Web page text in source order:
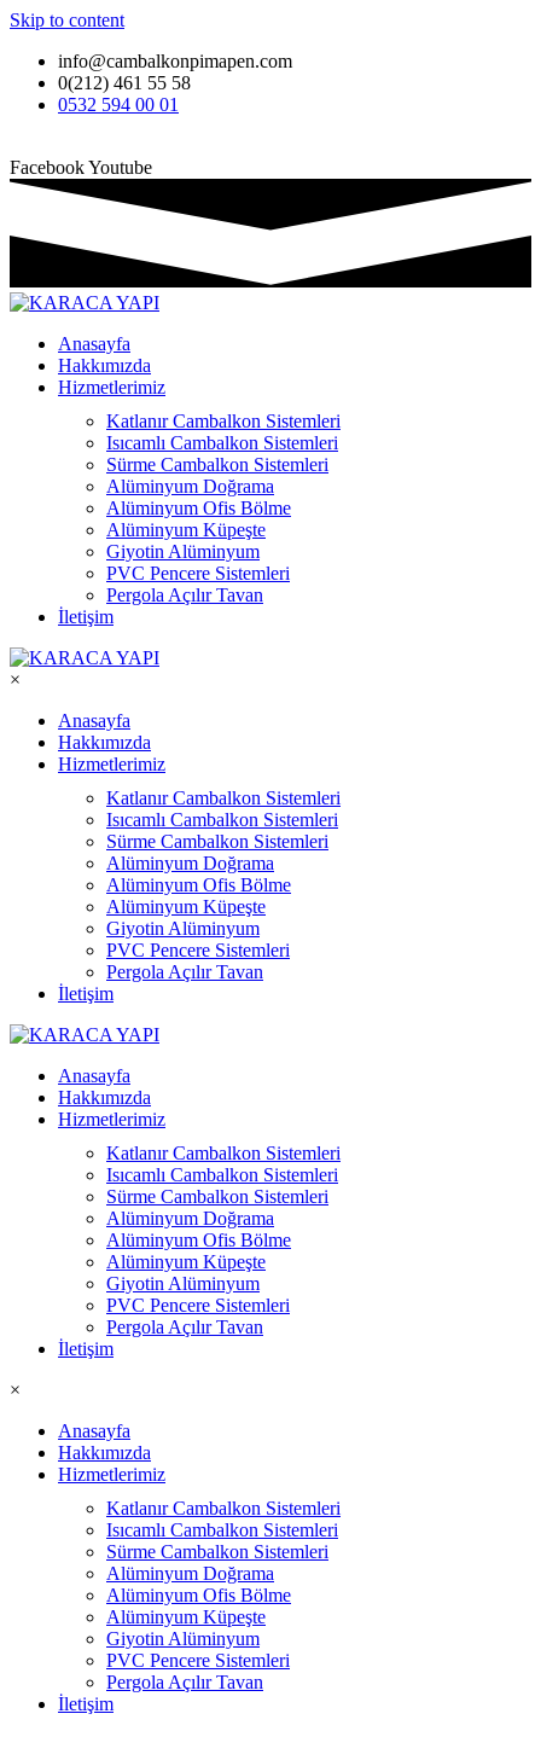
Skip to content
info@cambalkonpimapen.com
0(212) 461 55 58
0532 594 00 01
FacebookYoutube
Anasayfa
Hakkımızda
Hizmetlerimiz
Katlanır Cambalkon Sistemleri
Isıcamlı Cambalkon Sistemleri
Sürme Cambalkon Sistemleri
Alüminyum Doğrama
Alüminyum Ofis Bölme
Alüminyum Küpeşte
Giyotin Alüminyum
PVC Pencere Sistemleri
Pergola Açılır Tavan
İletişim
×
Anasayfa
Hakkımızda
Hizmetlerimiz
Katlanır Cambalkon Sistemleri
Isıcamlı Cambalkon Sistemleri
Sürme Cambalkon Sistemleri
Alüminyum Doğrama
Alüminyum Ofis Bölme
Alüminyum Küpeşte
Giyotin Alüminyum
PVC Pencere Sistemleri
Pergola Açılır Tavan
İletişim
Anasayfa
Hakkımızda
Hizmetlerimiz
Katlanır Cambalkon Sistemleri
Isıcamlı Cambalkon Sistemleri
Sürme Cambalkon Sistemleri
Alüminyum Doğrama
Alüminyum Ofis Bölme
Alüminyum Küpeşte
Giyotin Alüminyum
PVC Pencere Sistemleri
Pergola Açılır Tavan
İletişim
×
Anasayfa
Hakkımızda
Hizmetlerimiz
Katlanır Cambalkon Sistemleri
Isıcamlı Cambalkon Sistemleri
Sürme Cambalkon Sistemleri
Alüminyum Doğrama
Alüminyum Ofis Bölme
Alüminyum Küpeşte
Giyotin Alüminyum
PVC Pencere Sistemleri
Pergola Açılır Tavan
İletişim